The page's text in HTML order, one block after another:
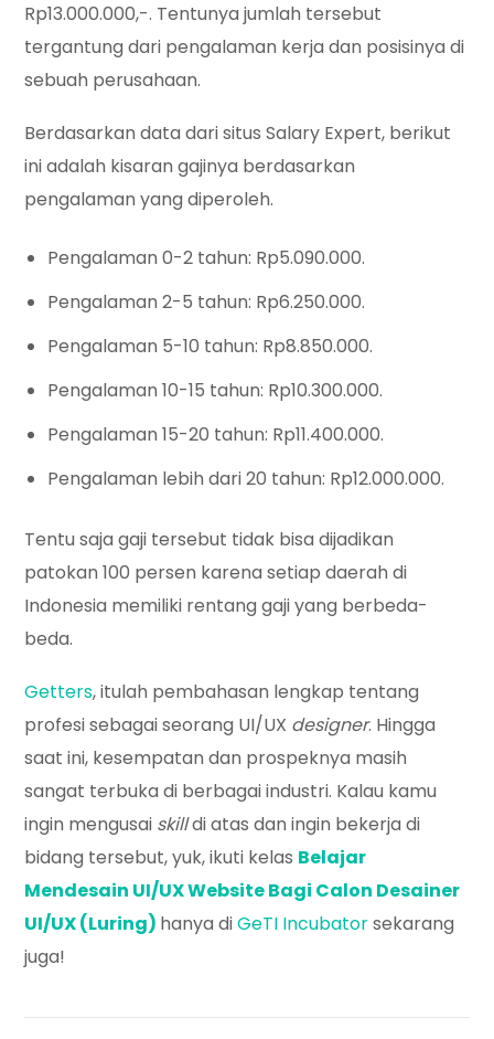
Rp13.000.000,-. Tentunya jumlah tersebut
tergantung dari pengalaman kerja dan posisinya di
sebuah perusahaan.
Berdasarkan data dari situs Salary Expert, berikut
ini adalah kisaran gajinya berdasarkan
pengalaman yang diperoleh.
Pengalaman 0-2 tahun: Rp5.090.000.
Pengalaman 2-5 tahun: Rp6.250.000.
Pengalaman 5-10 tahun: Rp8.850.000.
Pengalaman 10-15 tahun: Rp10.300.000.
Pengalaman 15-20 tahun: Rp11.400.000.
Pengalaman lebih dari 20 tahun: Rp12.000.000.
Tentu saja gaji tersebut tidak bisa dijadikan
patokan 100 persen karena setiap daerah di
Indonesia memiliki rentang gaji yang berbeda-
beda.
Getters, itulah pembahasan lengkap tentang
profesi sebagai seorang UI/UX designer. Hingga
saat ini, kesempatan dan prospeknya masih
sangat terbuka di berbagai industri. Kalau kamu
ingin mengusai skilldi atas dan ingin bekerja di
bidang tersebut, yuk, ikuti kelas Belajar
Mendesain UI/UX Website Bagi Calon Desainer
UI/UX (Luring) hanya diGeTI Incubatorsekarang
juga!